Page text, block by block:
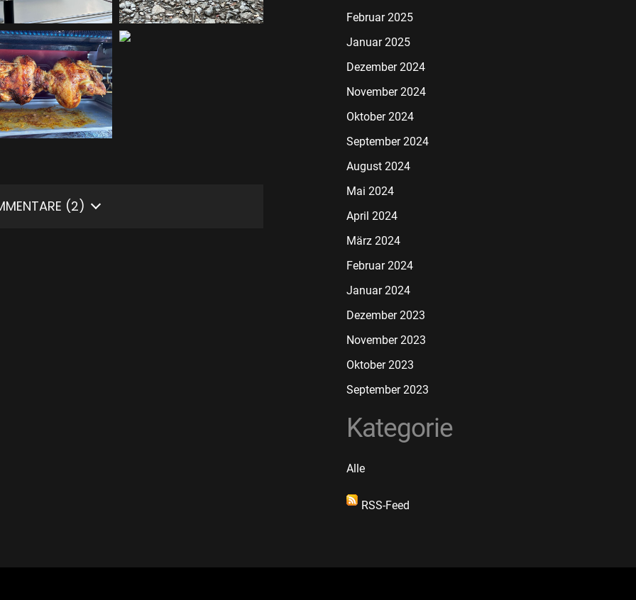
(2)
Februar 2025
Januar 2025
Dezember 2024
November 2024
Oktober 2024
September 2024
August 2024
Mai 2024
April 2024
März 2024
Februar 2024
Januar 2024
Dezember 2023
November 2023
Oktober 2023
September 2023
Kategorie
Alle
RSS-Feed